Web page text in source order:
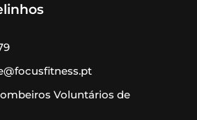
Voluntários de